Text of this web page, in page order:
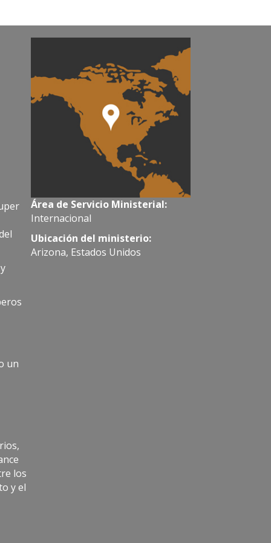
un
los
y el
Área de Servicio Ministerial:
Internacional
Ubicación del ministerio:
Arizona, Estados Unidos